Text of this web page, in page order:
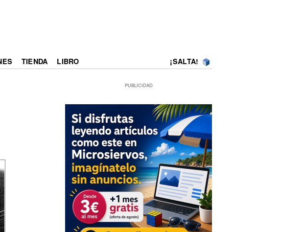
TIENDA LIBRO ¡SALTA!
PUBLICIDAD